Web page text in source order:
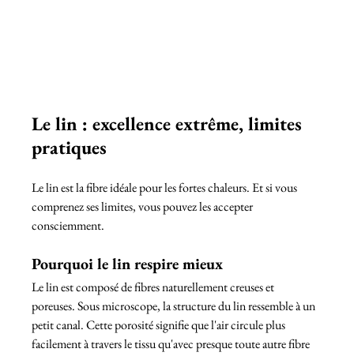
Le lin : excellence extrême, limites
pratiques
Le lin est la fibre idéale pour les fortes chaleurs. Et si vous
comprenez ses limites, vous pouvez les accepter
consciemment.
Pourquoi le lin respire mieux
Le lin est composé de fibres naturellement creuses et
poreuses. Sous microscope, la structure du lin ressemble à un
petit canal. Cette porosité signifie que l'air circule plus
facilement à travers le tissu qu'avec presque toute autre fibre